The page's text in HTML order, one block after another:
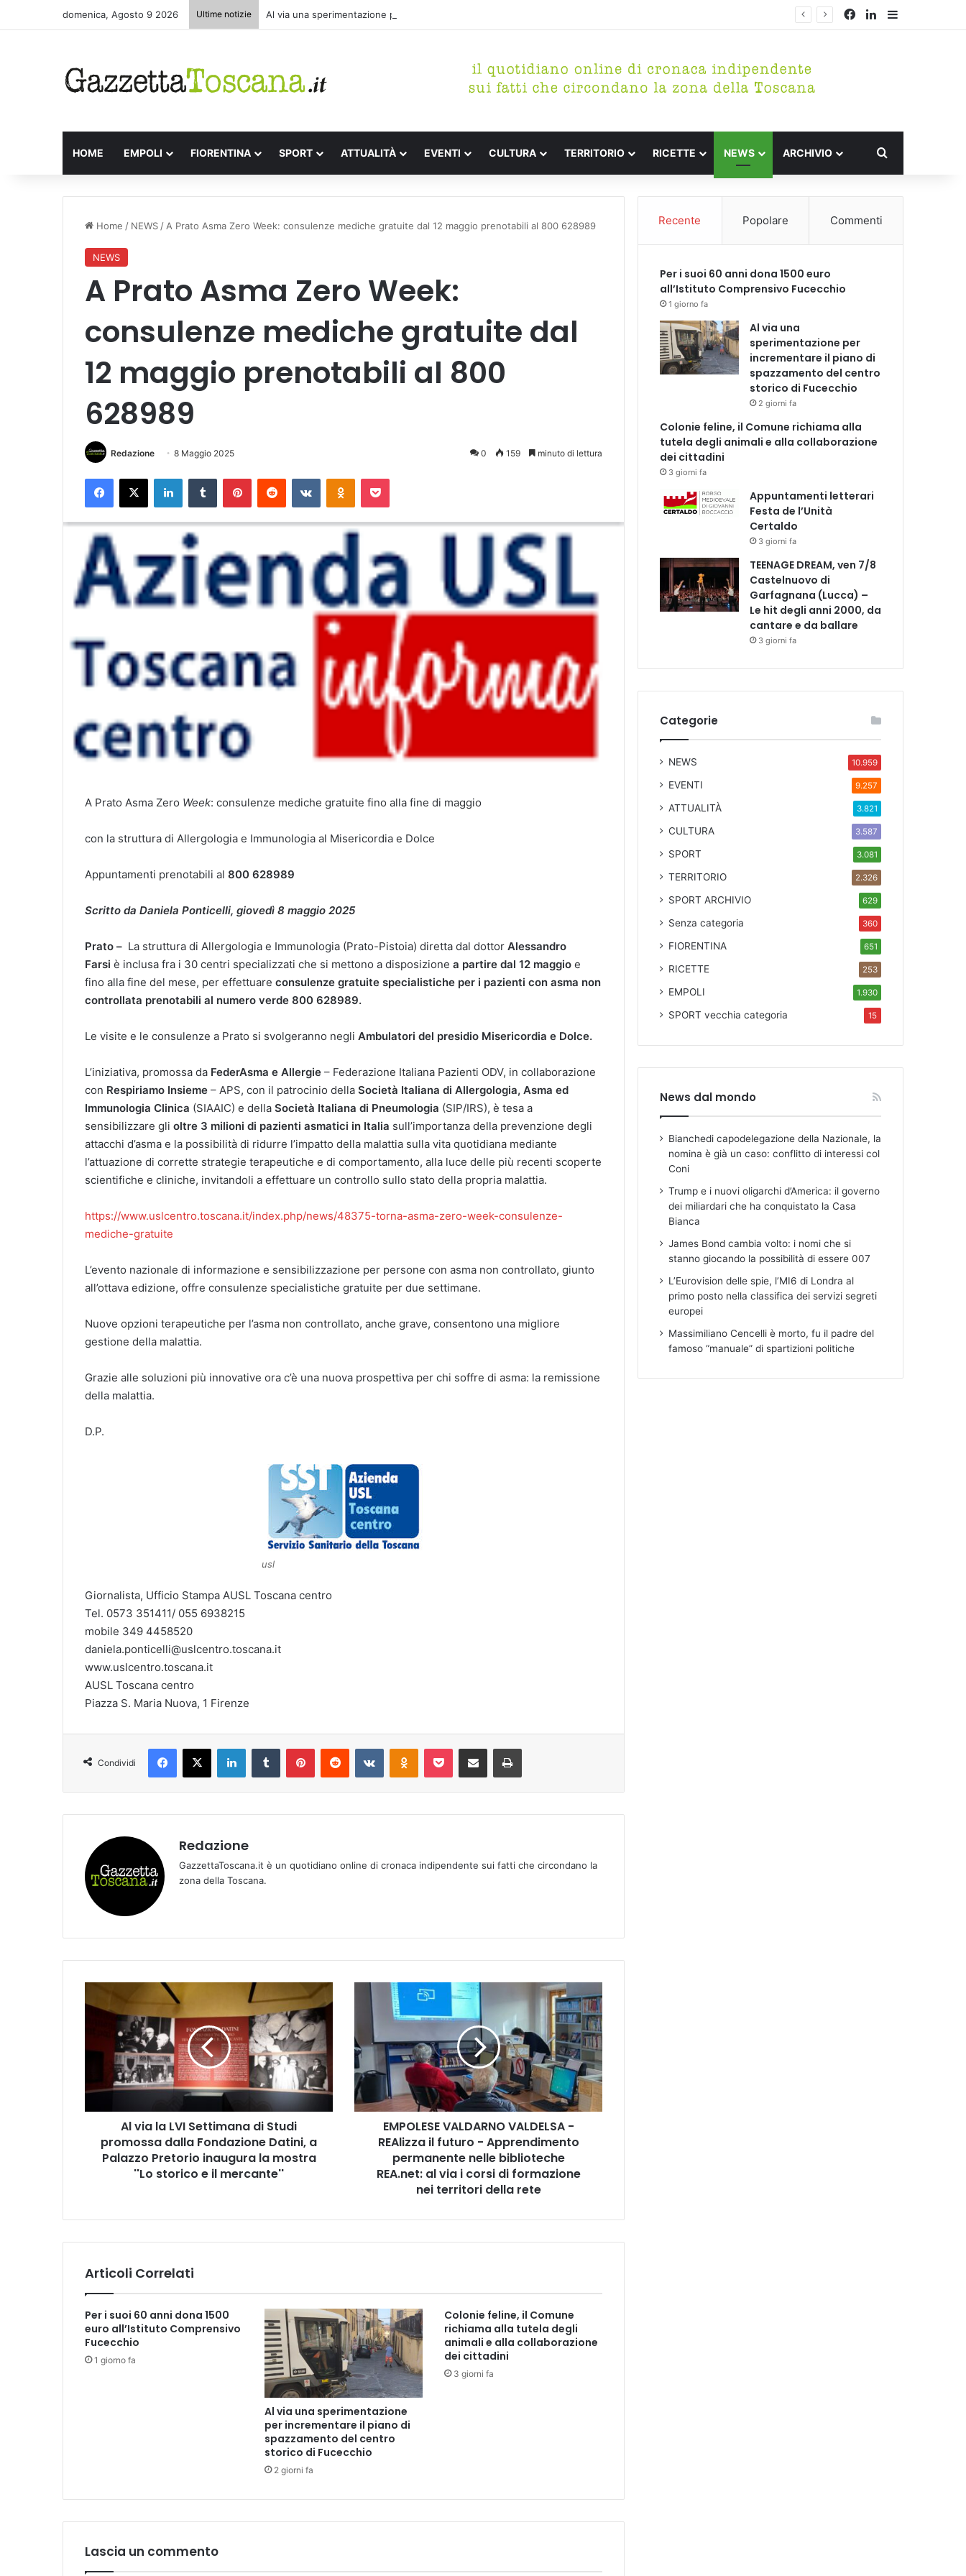
domenica, Agosto 9 2026 Ultime notizie Al via una sperimentazione per incrementare il piano di spazzamento del centro storico di Fucecchio Facebook
LinkedIn
HOME EMPOLI FIORENTINA SPORT ATTUALITÀ EVENTI CULTURA TERRITORIO RICETTE NEWS ARCHIVIO
Home / NEWS / A Prato Asma Zero Week: consulenze mediche gratuite dal 12 maggio prenotabili al 800 628989
NEWS
A Prato Asma Zero Week:
consulenze mediche gratuite dal
12 maggio prenotabili al 800
628989
Redazione 8 Maggio 2025 0 159 minuto di lettura
A Prato Asma Zero Week: consulenze mediche gratuite fino alla fine di maggio
con la struttura di Allergologia e Immunologia al Misericordia e Dolce
Appuntamenti prenotabili al 800 628989
Scritto da Daniela Ponticelli, giovedì 8 maggio 2025
Prato – La struttura di Allergologia e Immunologia (Prato-Pistoia) diretta dal dottor Alessandro
Farsi è inclusa fra i 30 centri specializzati che si mettono a disposizione a partire dal 12 maggio e
fino alla fine del mese, per effettuare consulenze gratuite specialistiche per i pazienti con asma non
controllata prenotabili al numero verde 800 628989.
Le visite e le consulenze a Prato si svolgeranno negli Ambulatori del presidio Misericordia e Dolce.
L’iniziativa, promossa da FederAsma e Allergie – Federazione Italiana Pazienti ODV, in collaborazione
con Respiriamo Insieme – APS, con il patrocinio della Società Italiana di Allergologia, Asma ed
Immunologia Clinica (SIAAIC) e della Società Italiana di Pneumologia (SIP/IRS), è tesa a
sensibilizzare gli oltre 3 milioni di pazienti asmatici in Italia sull’importanza della prevenzione degli
attacchi d’asma e la possibilità di ridurre l’impatto della malattia sulla vita quotidiana mediante
l’attuazione di corrette strategie terapeutiche e di comportamento, alla luce delle più recenti scoperte
scientifiche e cliniche, invitandoli a effettuare un controllo sullo stato della propria malattia.
https://www.uslcentro.toscana.it/index.php/news/48375-torna-asma-zero-week-consulenze-
mediche-gratuite
L’evento nazionale di informazione e sensibilizzazione per persone con asma non controllato, giunto
all’ottava edizione, offre consulenze specialistiche gratuite per due settimane.
Nuove opzioni terapeutiche per l’asma non controllato, anche grave, consentono una migliore
gestione della malattia.
Grazie alle soluzioni più innovative ora c’è una nuova prospettiva per chi soffre di asma: la remissione
della malattia.
D.P.
usl
Giornalista, Ufficio Stampa AUSL Toscana centro
Tel. 0573 351411/ 055 6938215
mobile 349 4458520
daniela.ponticelli@uslcentro.toscana.it
www.uslcentro.toscana.it
AUSL Toscana centro
Piazza S. Maria Nuova, 1 Firenze
Condividi
Redazione
GazzettaToscana.it è un quotidiano online di cronaca indipendente sui fatti che circondano la
zona della Toscana.
l
a
L
V
n
d
i
t
u
i
d
l
Al via la LVI Settimana di Studi
promossa dalla Fondazione Datini, a
Palazzo Pretorio inaugura la mostra
''Lo storico e il mercante''
O
L
E
S
E
V
A
E
L
S
A
-
R
E
A
l
i
z
z
l
EMPOLESE VALDARNO VALDELSA -
REAlizza il futuro - Apprendimento
permanente nelle biblioteche
REA.net: al via i corsi di formazione
nei territori della rete
Articoli Correlati
Per i suoi 60 anni dona 1500
euro all’Istituto Comprensivo
Fucecchio
1 giorno fa
Al via una sperimentazione
per incrementare il piano di
spazzamento del centro
storico di Fucecchio
2 giorni fa
Colonie feline, il Comune
richiama alla tutela degli
animali e alla collaborazione
dei cittadini
3 giorni fa
Lascia un commento
Recente Popolare Commenti
Per i suoi 60 anni dona 1500 euro
all’Istituto Comprensivo Fucecchio
1 giorno fa
Al via una
sperimentazione per
incrementare il piano di
spazzamento del centro
storico di Fucecchio
2 giorni fa
Colonie feline, il Comune richiama alla
tutela degli animali e alla collaborazione
dei cittadini
3 giorni fa
Appuntamenti letterari
Festa de l’Unità
Certaldo
3 giorni fa
TEENAGE DREAM, ven 7/8
Castelnuovo di
Garfagnana (Lucca) –
Le hit degli anni 2000, da
cantare e da ballare
3 giorni fa
Categorie
NEWS 10.959
EVENTI 9.257
ATTUALITÀ 3.821
CULTURA 3.587
SPORT 3.081
TERRITORIO 2.326
SPORT ARCHIVIO 629
Senza categoria 360
FIORENTINA 651
RICETTE 253
EMPOLI 1.930
SPORTvecchia categoria 15
News dal mondo
Bianchedi capodelegazione della Nazionale, la
nomina è già un caso: conflitto di interessi col
Coni
Trump e i nuovi oligarchi d’America: il governo
dei miliardari che ha conquistato la Casa
Bianca
James Bond cambia volto: i nomi che si
stanno giocando la possibilità di essere 007
L’Eurovision delle spie, l’MI6 di Londra al
primo posto nella classifica dei servizi segreti
europei
Massimiliano Cencelli è morto, fu il padre del
famoso “manuale” di spartizioni politiche